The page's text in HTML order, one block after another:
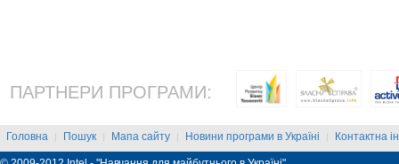
ПАРТНЕРИ ПРОГРАМИ:
Головна | Пошук | Мапа сайту | Новини програми в Україні | Контактна